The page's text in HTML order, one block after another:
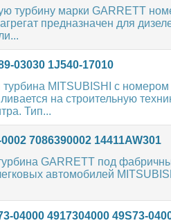
турбину марки GARRETT
предназначен для
03030 1J540-17010
MITSUBISHI с
на строительную
Тип...
7086390002 14411AW301
GARRETT под
автомобилей
04000 4917304000 49S73-